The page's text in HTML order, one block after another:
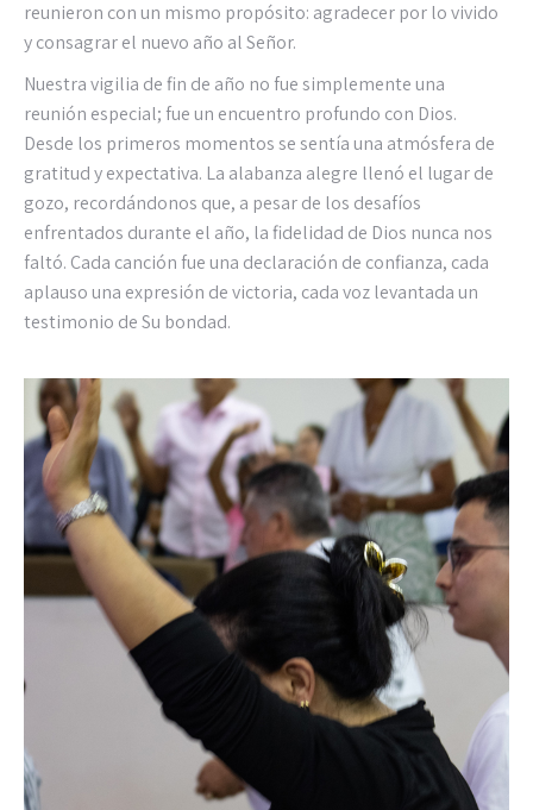
reunieron con un mismo propósito: agradecer por lo vivido
y consagrar el nuevo año al Señor.
Nuestra vigilia de fin de año no fue simplemente una
reunión especial; fue un encuentro profundo con Dios.
Desde los primeros momentos se sentía una atmósfera de
gratitud y expectativa. La alabanza alegre llenó el lugar de
gozo, recordándonos que, a pesar de los desafíos
enfrentados durante el año, la fidelidad de Dios nunca nos
faltó. Cada canción fue una declaración de confianza, cada
aplauso una expresión de victoria, cada voz levantada un
testimonio de Su bondad.